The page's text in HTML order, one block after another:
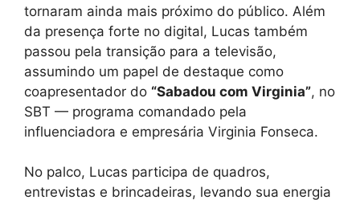
tornaram ainda mais próximo do público. Além
da presença forte no digital, Lucas também
passou pela transição para a televisão,
assumindo um papel de destaque como
coapresentador do “Sabadou com Virginia”, no
SBT — programa comandado pela
influenciadora e empresária Virginia Fonseca.
No palco, Lucas participa de quadros,
entrevistas e brincadeiras, levando sua energia